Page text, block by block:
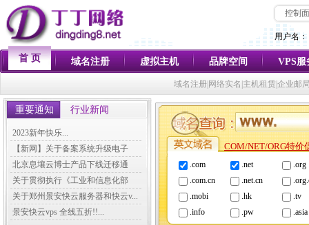
控制
用户名：
首 页 域名注册 虚拟主机 品牌空间 VPS服
域名注册|网络实名|主机租赁|企业邮
重要通知 行业新闻
2023新年快乐...
【新网】关于备案系统升级电子
化...
北京息壤云博士产品下线迁移通
知...
关于贯彻执行《工业和信息化部
关...
关于郑州景安快云服务器和快云v...
景安快云vps 全线五折!!...
COM/NET/ORG特
.com .net
.org
.com.cn
.net.cn
.mobi
.hk
.tv
.info
.pw .asia